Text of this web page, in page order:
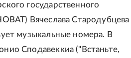
государственного
Вячеслава Стародубцева
музыкальные номера. В
Сподавеккиа ("Встаньте,